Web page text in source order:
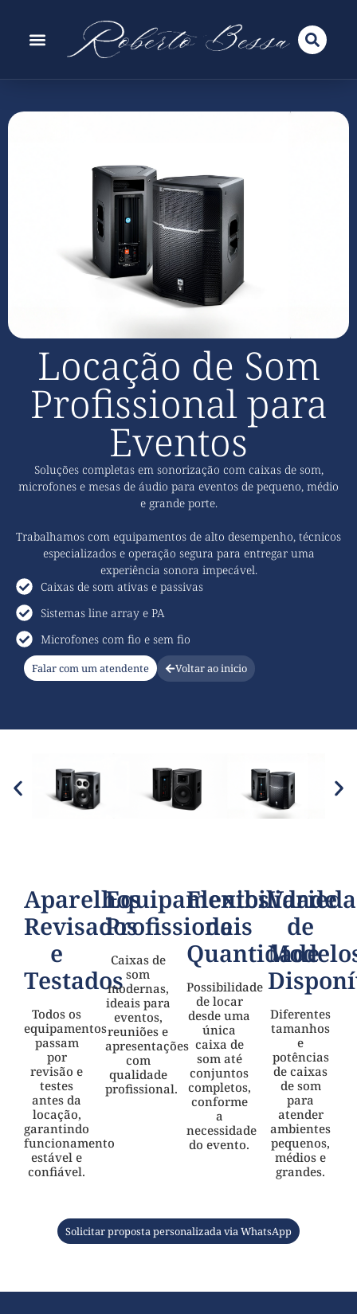
Locação de Som
Profissional para
Eventos
Soluções completas em sonorização com caixas de som,
microfones e mesas de áudio para eventos de pequeno, médio
e grande porte.
Trabalhamos com equipamentos de alto desempenho, técnicos
especializados e operação segura para entregar uma
experiência sonora impecável.
Caixas de som ativas e passivas
Sistemas line array e PA
Microfones com fio e sem fio
Falar com um atendente Voltar ao inicio
Aparelhos
Revisados
e
Testados
Todos os
equipamentos
passam
por
revisão e
testes
antes da
locação,
garantindo
funcionamento
estável e
confiável.
Equipamentos
Profissionais
Caixas de
som
modernas,
ideais para
eventos,
reuniões e
apresentações
com
qualidade
profissional.
Flexibilidade
de
Quantidade
Possibilidade
de locar
desde uma
única
caixa de
som até
conjuntos
completos,
conforme
a
necessidade
do evento.
de
Diferentes
tamanhos
e
potências
de caixas
de som
para
atender
ambientes
pequenos,
médios e
grandes.
Solicitar proposta personalizada via WhatsApp